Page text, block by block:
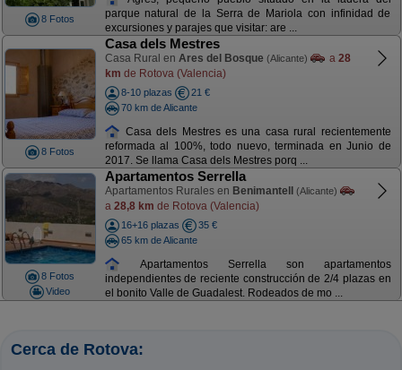
8 Fotos
parque natural de la Serra de Mariola con infinidad de
excursiones y parajes que visitar: are ...
8 Fotos
Casa dels Mestres
Casa Rural en Ares del Bosque (Alicante) a 28
km de Rotova (Valencia)
8-10 plazas
21 €
70 km de Alicante
Casa dels Mestres es una casa rural recientemente
reformada al 100%, todo nuevo, terminada en Junio de
2017. Se llama Casa dels Mestres porq ...
8 Fotos
Video
Apartamentos Serrella
Apartamentos Rurales en Benimantell (Alicante)
a 28,8 km de Rotova (Valencia)
16+16 plazas
35 €
65 km de Alicante
Apartamentos Serrella son apartamentos
independientes de reciente construcción de 2/4 plazas en
el bonito Valle de Guadalest. Rodeados de mo ...
Cerca de Rotova: